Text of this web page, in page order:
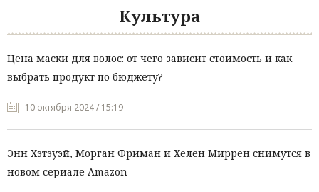
Культура
Цена маски для волос: от чего зависит стоимость и как
выбрать продукт по бюджету?
10 октября 2024 / 15:19
Энн Хэтэуэй, Морган Фриман и Хелен Миррен снимутся в
новом сериале Amazon